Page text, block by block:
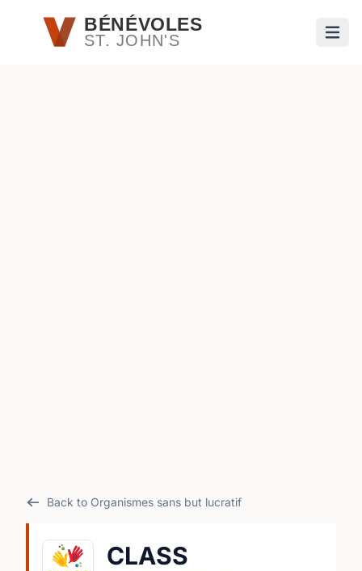
Passer au contenu principal
BÉNÉVOLES
ST. JOHN'S
Back to Organismes sans but lucratif
CLASS